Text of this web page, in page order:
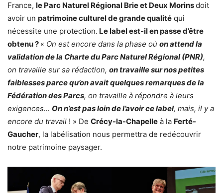
France, le Parc Naturel Régional Brie et Deux Morinsdoit
avoir un patrimoine culturel de grande qualité qui
nécessite une protection. Le label est-il en passe d’être
obtenu ? « On est encore dans la phase où on attend la
validation de la Charte du Parc Naturel Régional (PNR),
on travaille sur sa rédaction, on travaille sur nos petites
faiblesses parce qu’on avait quelques remarques de la
Fédération des Parcs, on travaille à répondre à leurs
exigences… On n’est pas loin de l’avoir ce label, mais, il y a
encore du travail ! » De Crécy-la-Chapelle à la Ferté-
Gaucher, la labélisation nous permettra de redécouvrir
notre patrimoine paysager.